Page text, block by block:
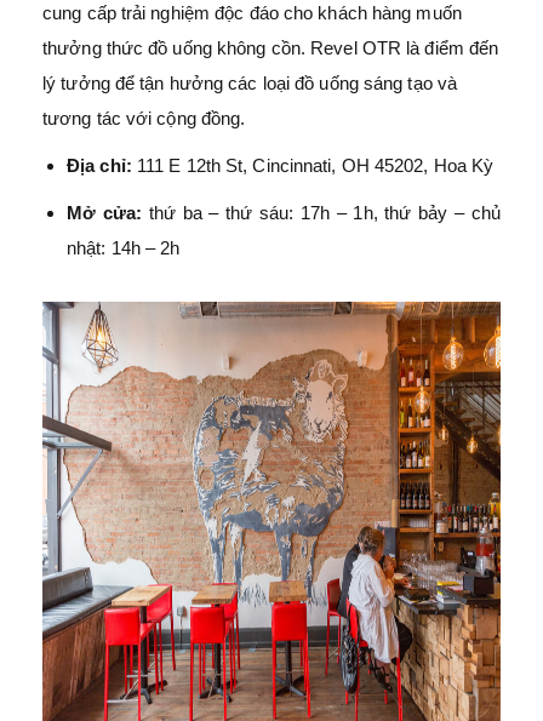
cung cấp trải nghiệm độc đáo cho khách hàng muốn
thưởng thức đồ uống không cồn. Revel OTR là điểm đến
lý tưởng để tận hưởng các loại đồ uống sáng tạo và
tương tác với cộng đồng.
Địa chỉ: 111 E 12th St, Cincinnati, OH 45202, Hoa Kỳ
Mở cửa: thứ ba – thứ sáu: 17h – 1h, thứ bảy – chủ
nhật: 14h – 2h